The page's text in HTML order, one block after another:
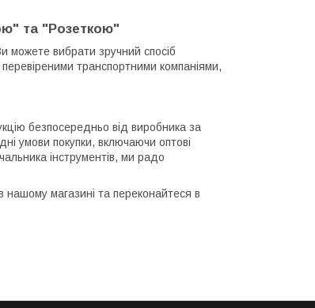
та "Розеткою"
можете вибрати зручний спосіб
транспортними компаніями,
безпосередньо від виробника за
умови покупки, включаючи оптові
інструментів, ми радо
нашому магазині та переконайтеся в